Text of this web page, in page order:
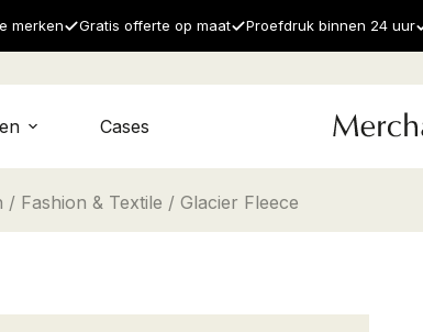
merken Gratis offerte op maat Proefdruk binnen 24 uur
Cases
/ Fashion & Textile / Glacier Fleece